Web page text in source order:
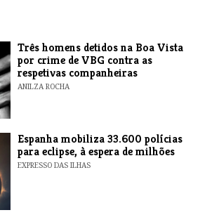
Três homens detidos na Boa Vista
por crime de VBG contra as
respetivas companheiras
ANILZA ROCHA
Espanha mobiliza 33.600 polícias
para eclipse, à espera de milhões
EXPRESSO DAS ILHAS